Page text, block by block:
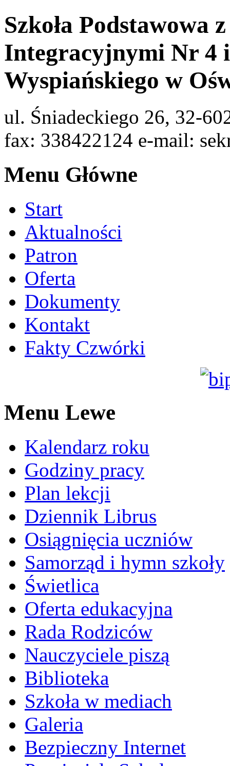
Szkoła Podstawowa
Integracyjnymi Nr 4
Wyspiańskiego w
ul. Śniadeckiego 26, 32-
fax: 338422124 e-mail:
Menu Główne
Start
Aktualności
Patron
Oferta
Dokumenty
Kontakt
Fakty Czwórki
Menu Lewe
Kalendarz roku
Godziny pracy
Plan lekcji
Dziennik Librus
Osiągnięcia uczniów
Samorząd i hymn szkoły
Świetlica
Oferta edukacyjna
Rada Rodziców
Nauczyciele piszą
Biblioteka
Szkoła w mediach
Galeria
Bezpieczny Internet